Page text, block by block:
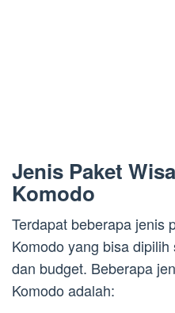
Jenis Paket
Komodo
Terdapat beberapa jenis
Komodo yang bisa
dan budget. Beberapa
Komodo adalah: